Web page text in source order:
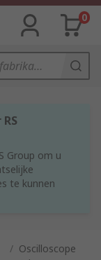
0
Group om u
te kunnen
/ Oscilloscope